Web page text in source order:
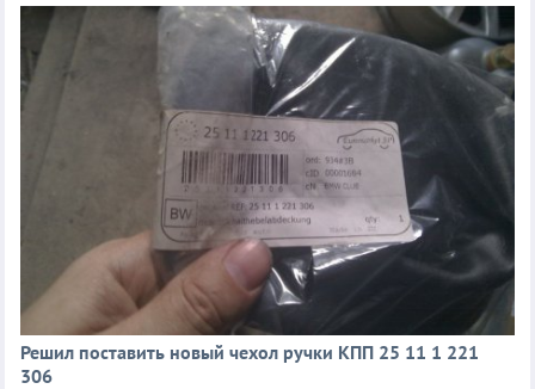
Решил поставить новый чехол ручки КПП 25 11 1 221
306